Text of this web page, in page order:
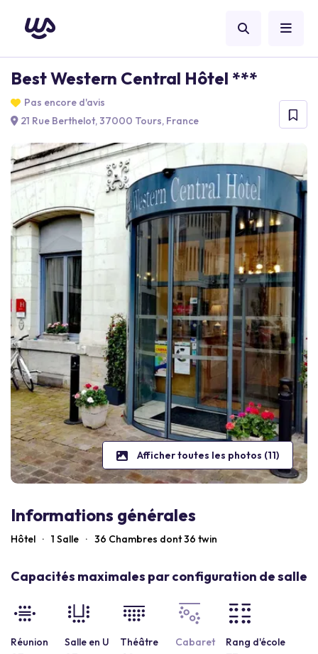
Best Western Central Hôtel ***
Pas encore d'avis
21 Rue Berthelot, 37000 Tours, France
Afficher toutes les photos (11)
Informations générales
Hôtel · 1 Salle · 36 Chambres dont 36 twin
Capacités maximales par configuration de salle
Réunion Salle en U Théâtre Cabaret Rang d'école